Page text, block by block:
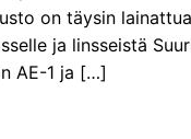
on täysin
ja linsseistä
AE-1 ja […]